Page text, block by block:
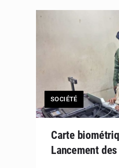
SOCIÉTÉ
Carte
Lancement